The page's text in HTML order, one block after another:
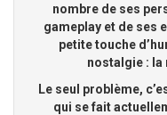
nombre de ses
gameplay et de ses
petite touche
nostalgie : la
Le seul problème,
qui se fait